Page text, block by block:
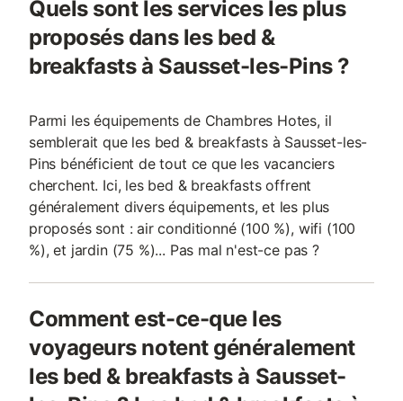
Quels sont les services les plus
proposés dans les bed &
breakfasts à Sausset-les-Pins ?
Parmi les équipements de Chambres Hotes, il
semblerait que les bed & breakfasts à Sausset-les-
Pins bénéficient de tout ce que les vacanciers
cherchent. Ici, les bed & breakfasts offrent
généralement divers équipements, et les plus
proposés sont : air conditionné (100 %), wifi (100
%), et jardin (75 %)... Pas mal n'est-ce pas ?
Comment est-ce-que les
voyageurs notent généralement
les bed & breakfasts à Sausset-